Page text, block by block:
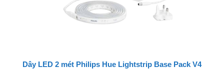
Dây LED 2 mét Philips Hue Lightstrip Base Pack V4